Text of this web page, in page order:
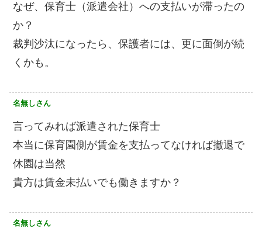
なぜ、保育士（派遣会社）への支払いが滞ったの
か？
裁判沙汰になったら、保護者には、更に面倒が続
くかも。
名無しさん
言ってみれば派遣された保育士
本当に保育園側が賃金を支払ってなければ撤退で
休園は当然
貴方は賃金未払いでも働きますか？
名無しさん